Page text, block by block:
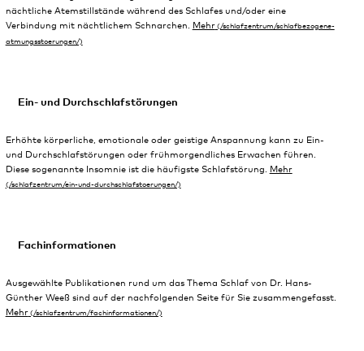
nächtliche Atemstillstände während des Schlafes und/oder eine
Verbindung mit nächtlichem Schnarchen.
Mehr
Ein- und Durchschlafstörungen
Erhöhte körperliche, emotionale oder geistige Anspannung kann zu Ein-
und Durchschlafstörungen oder frühmorgendliches Erwachen führen.
Diese sogenannte Insomnie ist die häufigste Schlafstörung.
Mehr
Fachinformationen
Ausgewählte Publikationen rund um das Thema Schlaf von Dr. Hans-
Günther Weeß sind auf der nachfolgenden Seite für Sie zusammengefasst.
Mehr